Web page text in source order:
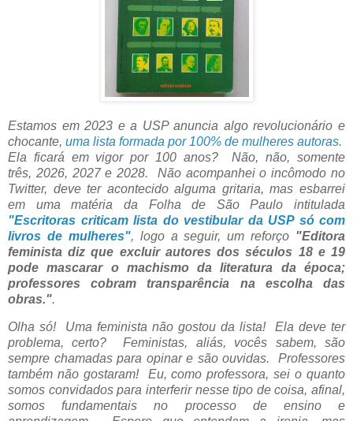
Estamos em 2023 e a USP anuncia algo revolucionário e
chocante, uma lista formada por 100% de mulheres autoras.
Ela ficará em vigor por 100 anos? Não, não, somente
três, 2026, 2027 e 2028. Não acompanhei o incômodo no
Twitter, deve ter acontecido alguma gritaria, mas esbarrei
em uma matéria da Folha de São Paulo intitulada
"Escritoras criticam lista do vestibular da USP só com
livros de mulheres", logo a seguir, um reforço "Editora
feminista diz que excluir autores dos séculos 18 e 19
pode mascarar o machismo da literatura da época;
professores cobram transparência na escolha das
obras.".
Olha só! Uma feminista não gostou da lista! Ela deve ter
problema, certo? Feministas, aliás, vocês sabem, são
sempre chamadas para opinar e são ouvidas. Professores
também não gostaram! Eu, como professora, sei o quanto
somos convidados para interferir nesse tipo de coisa, afinal,
somos fundamentais no processo de ensino e